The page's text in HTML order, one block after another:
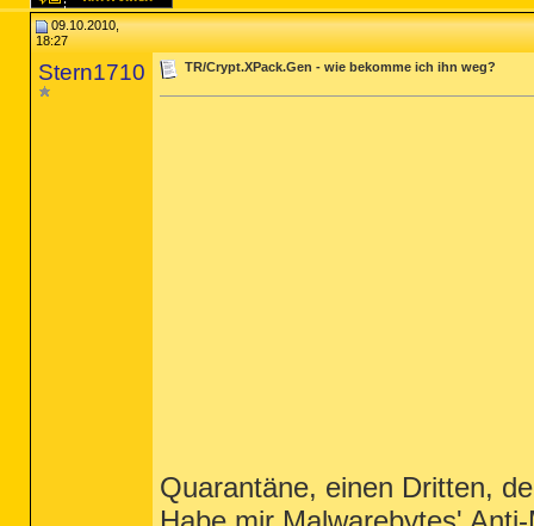
09.10.2010,
18:27
Stern1710 TR/Crypt.XPack.Gen - wie bekomme ich ihn weg?
Quarantäne, einen Dritten,